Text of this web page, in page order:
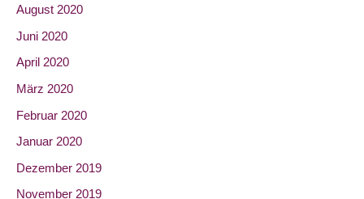
August 2020
Juni 2020
April 2020
März 2020
Februar 2020
Januar 2020
Dezember 2019
November 2019